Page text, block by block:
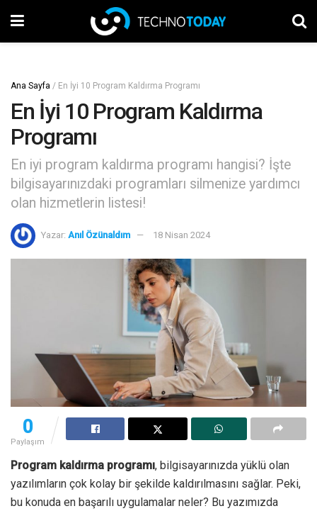
Ana Sayfa / En İyi 10 Program Kaldırma Programı
En İyi 10 Program Kaldırma
Programı
En iyi program kaldırma programı hangisi? İşte
bilgisayarınızdaki programları silmenize yardımcı
olan hizmetlerin listesi!
Yazar: Anıl Özünaldım 18 Nisan 2024
0
Paylaşım
Program kaldırma programı, bilgisayarınızda yüklü olan
yazılımların çok kolay bir şekilde kaldırılmasını sağlar. Peki,
bu konuda en başarılı uygulamalar neler? Bu yazımızda